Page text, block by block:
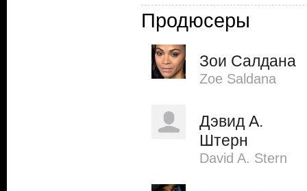
Продюсеры
Зои Салдана
Zoe Saldana
Дэвид А.
Штерн
David A. Stern